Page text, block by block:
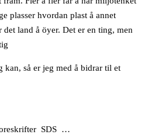
plasser hvordan plast å annet
land å öyer. Det er en ting, men
kan, så er jeg med å bidrar til et
SDS …